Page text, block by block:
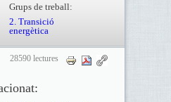
Grups de treball:
2. Transició
energètica
28590 lectures